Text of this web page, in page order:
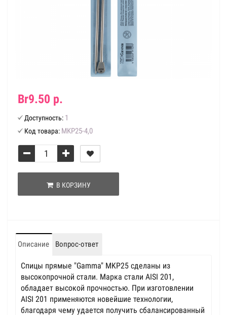
Br9.50 р.
Доступность: 1
Код товара: MKP25-4,0
В КОРЗИНУ
Описание Вопрос-ответ
Спицы прямые "Gamma" MKP25 сделаны из
высокопрочной стали. Марка стали AISI 201,
обладает высокой прочностью. При изготовлении
AISI 201 применяются новейшие технологии,
благодаря чему удается получить сбалансированный